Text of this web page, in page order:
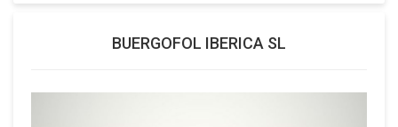
BUERGOFOL IBERICA SL